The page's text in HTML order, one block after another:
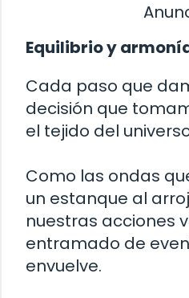
Equilibrio y
Cada paso que
decisión que
el tejido del
Como las ondas
un estanque al
nuestras acciones
entramado de
envuelve.